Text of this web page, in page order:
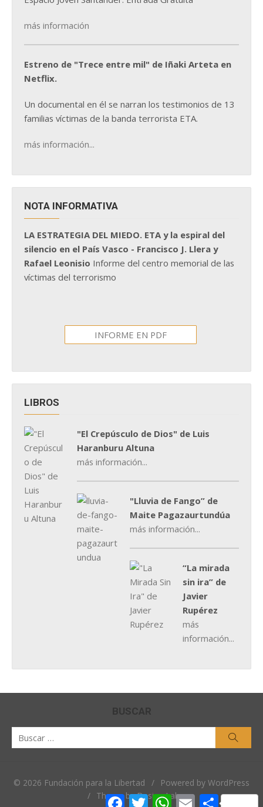
más información
Estreno de "Trece entre mil" de Iñaki Arteta en
Netflix.
Un documental en él se narran los testimonios de 13
familias víctimas de la banda terrorista ETA.
más información...
NOTA INFORMATIVA
LA ESTRATEGIA DEL MIEDO. ETA y la espiral del
silencio en el País Vasco - Francisco J. Llera y
Rafael Leonisio Informe del centro memorial de las
víctimas del terrorismo
INFORME EN PDF
LIBROS
"El Crepúsculo de Dios" de Luis
Haranburu Altuna
más información...
"Lluvia de Fango” de
Maite Pagazaurtundúa
más información...
“La mirada
sin ira” de
Javier
Rupérez
más
información...
BUSCAR
© 2026 Fundación para la Libertad /
Powered by WordPress
/ Theme by Design Lab
Facebook
TwitterWhatsApp
EmailCompartir